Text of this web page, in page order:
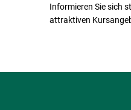
Informieren Sie sich
attraktiven